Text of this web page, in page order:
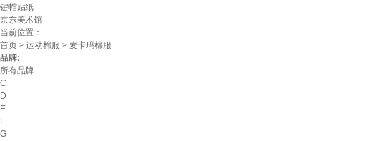
键帽贴纸
京东美术馆
当前位置：
首页 > 运动棉服 > 麦卡玛棉服
品牌:
所有品牌
C
D
E
F
G